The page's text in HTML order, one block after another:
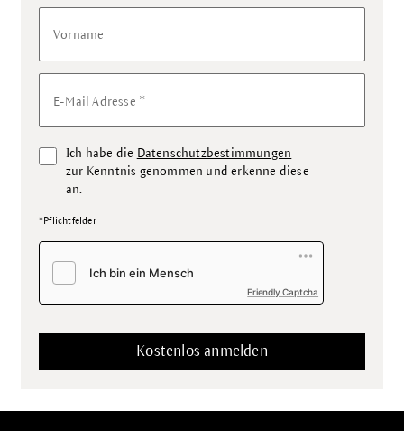
Vorname
E-Mail Adresse *
Ich habe die Datenschutzbestimmungen
zur Kenntnis genommen und erkenne diese
an.
*Pflichtfelder
Friendly Captcha